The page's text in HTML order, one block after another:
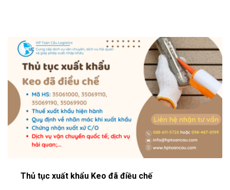
Thủ tục xuất khẩu Keo đã điều chế